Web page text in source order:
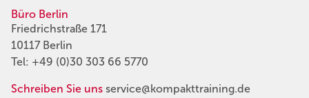
Büro Berlin
Friedrichstraße 171
10117 Berlin
Tel: +49 (0)30 303 66 5770
Schreiben Sie uns service@kompakttraining.de